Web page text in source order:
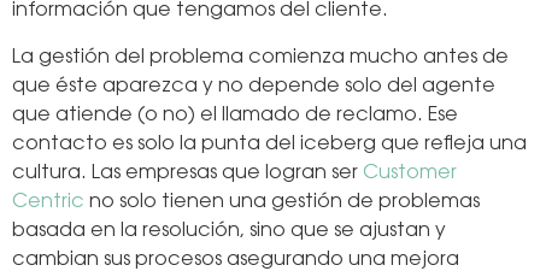
información que tengamos del cliente.
La gestión del problema comienza mucho antes de
que éste aparezca y no depende solo del agente
que atiende (o no) el llamado de reclamo. Ese
contacto es solo la punta del iceberg que refleja una
cultura. Las empresas que logran ser Customer
Centric no solo tienen una gestión de problemas
basada en la resolución, sino que se ajustan y
cambian sus procesos asegurando una mejora